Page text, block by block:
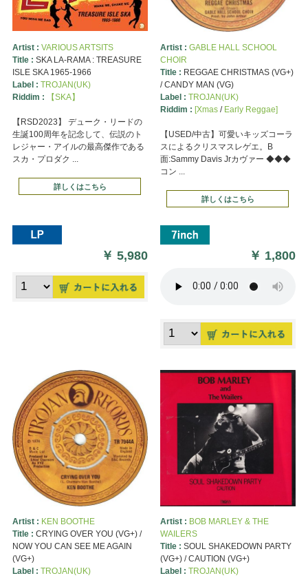
Artist : VARIOUS ARTSITS
Title : SKA LA-RAMA : TREASURE
ISLE SKA 1965-1966
Label : TROJAN(UK)
Riddim :
【SKA】
【RSD2023】 デューク・リードの
生誕100周年を記念して、伝説のト
レジャー・アイルの最高傑作である
スカ・プロダク ...
詳しくはこちら
￥5,980
Artist : GABLE HALL SCHOOL
CHOIR
Title : REGGAE CHRISTMAS (VG+)
/ CANDY MAN (VG)
Label : TROJAN(UK)
Riddim : [Xmas/ Early Reggae]
【USED/中古】可愛いキッズコーラ
スによるクリスマスレゲエ。B
面:Sammy Davis Jrカヴァー ◆◆◆
コン ...
詳しくはこちら
￥ 1,800
Artist : KEN BOOTHE
Title : CRYING OVER YOU (VG+) /
NOW YOU CAN SEE ME AGAIN
(VG+)
Label : TROJAN(UK)
Artist : BOB MARLEY & THE
WAILERS
Title : SOUL SHAKEDOWN PARTY
(VG+) / CAUTION (VG+)
Label : TROJAN(UK)